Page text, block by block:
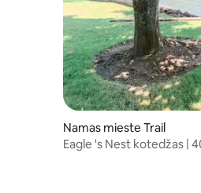
Namas mieste Trail
Eagle 's Nest kotedžas |